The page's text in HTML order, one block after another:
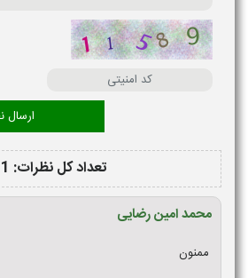
تعداد کل نظرات: 11
محمد امین رضایی
ممنون